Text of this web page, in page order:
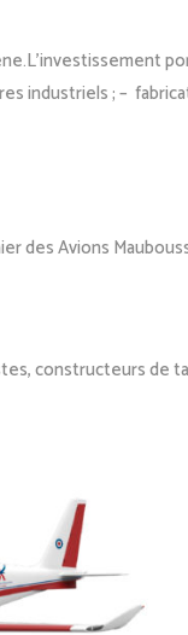
industriels ; –
des Avions
constructeurs de